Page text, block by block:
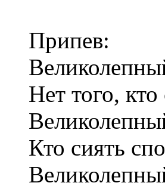
Припев:
Нет того,
Кто сиять